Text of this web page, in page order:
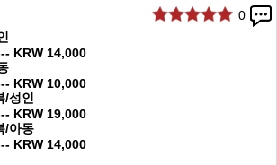
1/10
0
KRW 14,000
KRW 10,000
성인
KRW 19,000
/아동
KRW 14,000